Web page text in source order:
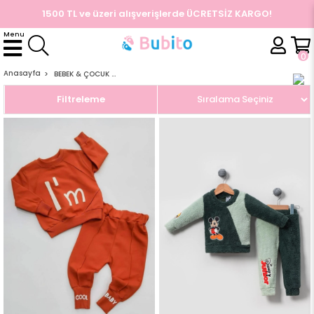
1500 TL ve üzeri alışverişlerde ÜCRETSİZ KARGO!
0
Menu
ÜYE OL
Facebook İle Bağlan
Anasayfa BEBEK & ÇOCUK TAKIM
Filtreleme Sıralama